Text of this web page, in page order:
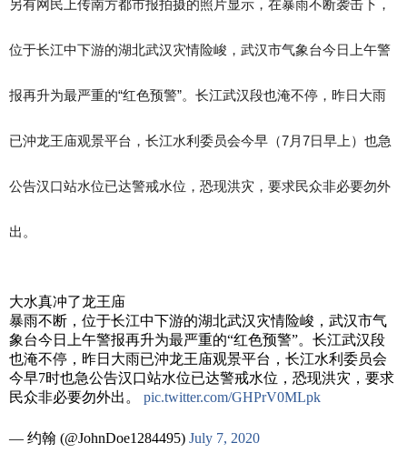
另有网民上传南方都市报拍摄的照片显示，在暴雨不断袭击下，
位于长江中下游的湖北武汉灾情险峻，武汉市气象台今日上午警
报再升为最严重的“红色预警”。长江武汉段也淹不停，昨日大雨
已沖龙王庙观景平台，长江水利委员会今早（7月7日早上）也急
公告汉口站水位已达警戒水位，恐现洪灾，要求民众非必要勿外
出。
大水真冲了龙王庙
暴雨不断，位于长江中下游的湖北武汉灾情险峻，武汉市气
象台今日上午警报再升为最严重的“红色预警”。长江武汉段
也淹不停，昨日大雨已沖龙王庙观景平台，长江水利委员会
今早7时也急公告汉口站水位已达警戒水位，恐现洪灾，要求
民众非必要勿外出。 pic.twitter.com/GHPrV0MLpk
— 约翰 (@JohnDoe1284495) July 7, 2020